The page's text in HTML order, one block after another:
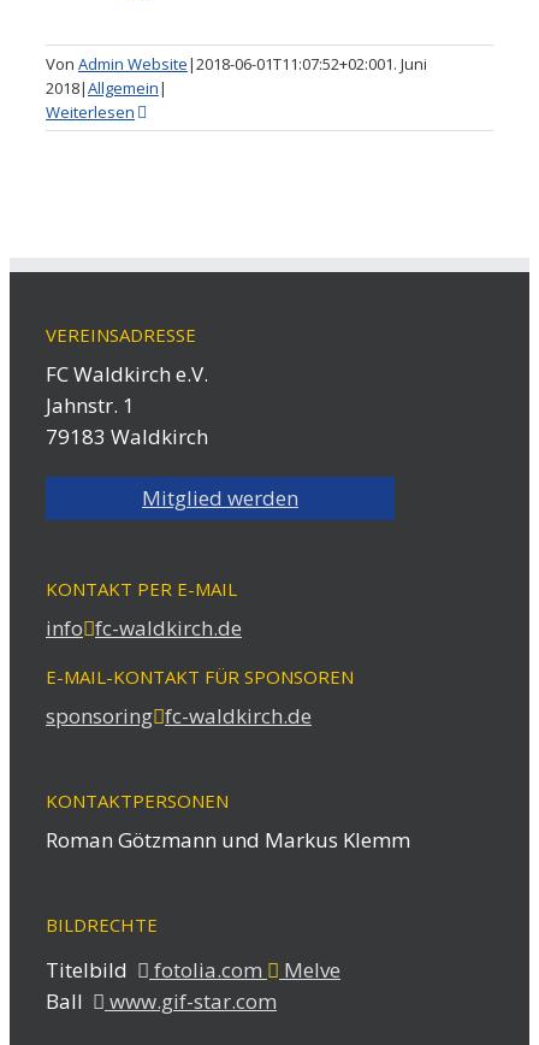
Von Admin Website|2018-06-01T11:07:52+02:001. Juni
2018|Allgemein|
Weiterlesen
VEREINSADRESSE
FC Waldkirch e.V.
Jahnstr. 1
79183 Waldkirch
Mitglied werden
KONTAKT PER E-MAIL
info fc-waldkirch.de
E-MAIL-KONTAKT FÜR SPONSOREN
sponsoring fc-waldkirch.de
KONTAKTPERSONEN
Roman Götzmann und Markus Klemm
BILDRECHTE
Titelbild fotolia.com
Melve
Ball
www.gif-star.com